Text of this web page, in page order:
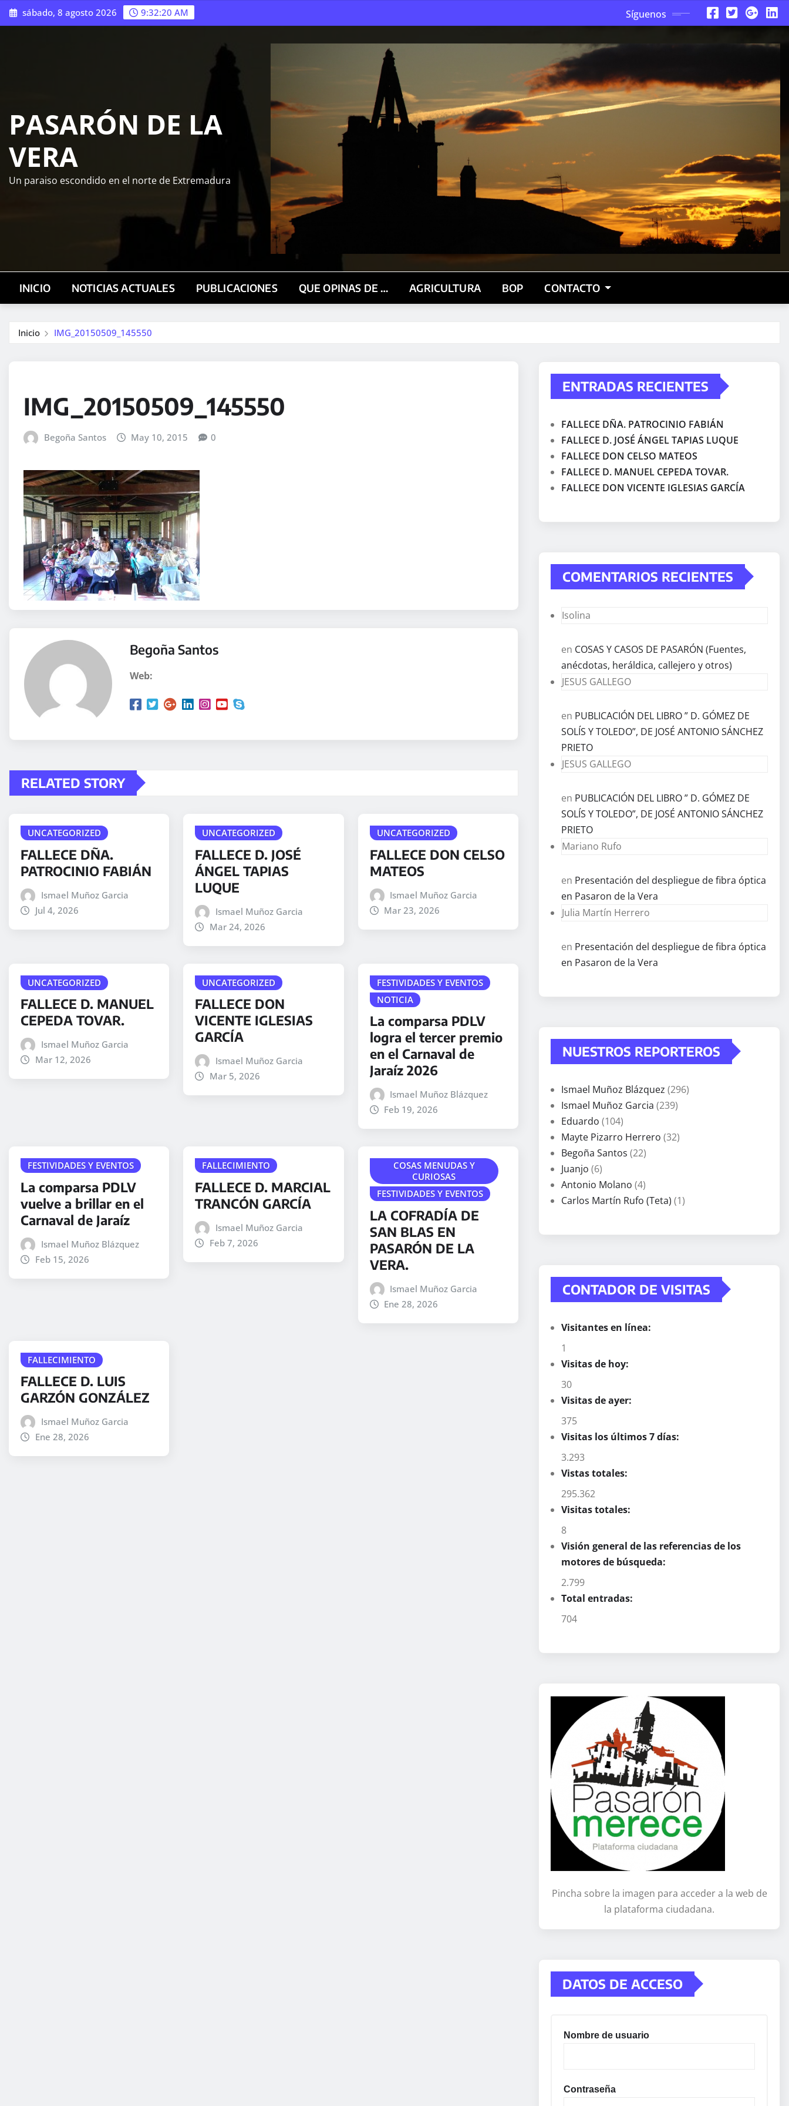
Saltar
al
sábado, 8 agosto 2026 9:32:21 AM Síguenos
PASARÓN DE LA
VERA
Un paraiso escondido en el norte de Extremadura
INICIO NOTICIAS ACTUALES PUBLICACIONES QUE OPINAS DE … AGRICULTURA BOP CONTACTO
Inicio IMG_20150509_145550
IMG_20150509_145550
Begoña Santos May 10, 2015 0
Begoña Santos
Web:
RELATED STORY
UNCATEGORIZED
FALLECE DÑA.
PATROCINIO FABIÁN
Ismael Muñoz Garcia
Jul 4, 2026
UNCATEGORIZED
FALLECE D. JOSÉ
ÁNGEL TAPIAS
LUQUE
Ismael Muñoz Garcia
Mar 24, 2026
UNCATEGORIZED
FALLECE DON CELSO
MATEOS
Ismael Muñoz Garcia
Mar 23, 2026
UNCATEGORIZED
FALLECE D. MANUEL
CEPEDA TOVAR.
Ismael Muñoz Garcia
Mar 12, 2026
UNCATEGORIZED
FALLECE DON
VICENTE IGLESIAS
GARCÍA
Ismael Muñoz Garcia
Mar 5, 2026
FESTIVIDADES Y EVENTOS
NOTICIA
La comparsa PDLV
logra el tercer premio
en el Carnaval de
Jaraíz 2026
Ismael Muñoz Blázquez
Feb 19, 2026
FESTIVIDADES Y EVENTOS
La comparsa PDLV
vuelve a brillar en el
Carnaval de Jaraíz
Ismael Muñoz Blázquez
Feb 15, 2026
FALLECIMIENTO
FALLECE D. MARCIAL
TRANCÓN GARCÍA
Ismael Muñoz Garcia
Feb 7, 2026
COSAS MENUDAS Y
CURIOSAS
FESTIVIDADES Y EVENTOS
LA COFRADÍA DE
SAN BLAS EN
PASARÓN DE LA
VERA.
Ismael Muñoz Garcia
Ene 28, 2026
FALLECIMIENTO
FALLECE D. LUIS
GARZÓN GONZÁLEZ
Ismael Muñoz Garcia
Ene 28, 2026
ENTRADAS RECIENTES
FALLECE DÑA. PATROCINIO FABIÁN
FALLECE D. JOSÉ ÁNGEL TAPIAS LUQUE
FALLECE DON CELSO MATEOS
FALLECE D. MANUEL CEPEDA TOVAR.
FALLECE DON VICENTE IGLESIAS GARCÍA
COMENTARIOS RECIENTES
Isolina
en COSAS Y CASOS DE PASARÓN (Fuentes,
anécdotas, heráldica, callejero y otros)
JESUS GALLEGO
en PUBLICACIÓN DEL LIBRO ” D. GÓMEZ DE
SOLÍS Y TOLEDO”, DE JOSÉ ANTONIO SÁNCHEZ
PRIETO
JESUS GALLEGO
en PUBLICACIÓN DEL LIBRO ” D. GÓMEZ DE
SOLÍS Y TOLEDO”, DE JOSÉ ANTONIO SÁNCHEZ
PRIETO
Mariano Rufo
en Presentación del despliegue de fibra óptica
en Pasaron de la Vera
Julia Martín Herrero
en Presentación del despliegue de fibra óptica
en Pasaron de la Vera
NUESTROS REPORTEROS
Ismael Muñoz Blázquez (296)
Ismael Muñoz Garcia (239)
Eduardo (104)
Mayte Pizarro Herrero (32)
Begoña Santos (22)
Juanjo (6)
Antonio Molano (4)
Carlos Martín Rufo (Teta) (1)
CONTADOR DE VISITAS
Visitantes en línea:
1
Visitas de hoy:
30
Visitas de ayer:
375
Visitas los últimos 7 días:
3.293
Vistas totales:
295.362
Visitas totales:
8
Visión general de las referencias de los
motores de búsqueda:
2.799
Total entradas:
704
Pincha sobre la imagen para acceder a la web de
la plataforma ciudadana.
DATOS DE ACCESO
Nombre de usuario
Contraseña